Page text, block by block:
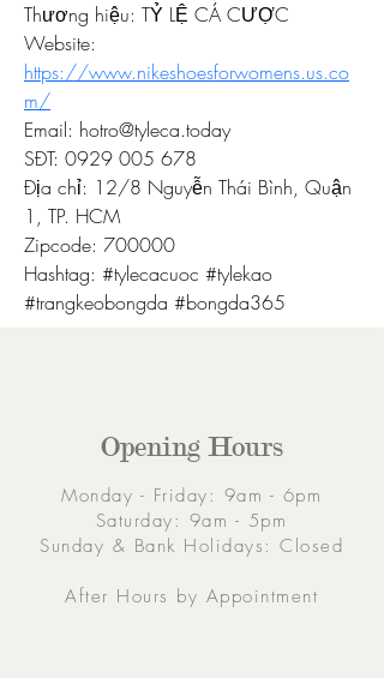
Thương hiệu: TỶ LỆ CÁ CƯỢC
Website:
https://www.nikeshoesforwomens.us.co
m/
Email: hotro@tyleca.today
SĐT: 0929 005 678
Địa chỉ: 12/8 Nguyễn Thái Bình, Quận
1, TP. HCM
Zipcode: 700000
Hashtag: #tylecacuoc #tylekao
#trangkeobongda #bongda365
Opening Hours
Monday - Friday: 9am - 6pm
Saturday: 9am - 5pm
Sunday & Bank Holidays: Closed
After Hours by Appointment